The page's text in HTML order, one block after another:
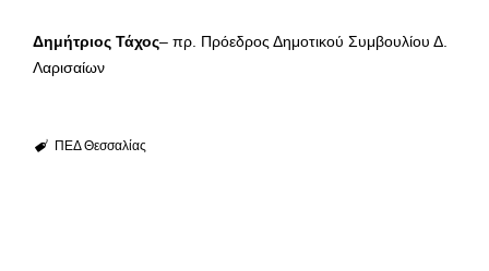
Δημήτριος Τάχος– πρ. Πρόεδρος Δημοτικού Συμβουλίου Δ.
Λαρισαίων
ΠΕΔ Θεσσαλίας